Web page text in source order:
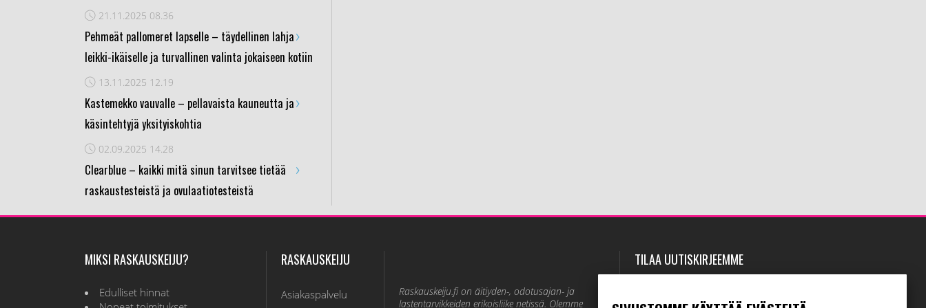
21.11.2025 08.36
Pehmeät pallomeret lapselle – täydellinen lahja
leikki-ikäiselle ja turvallinen valinta jokaiseen kotiin
›
13.11.2025 12.19
Kastemekko vauvalle – pellavaista kauneutta ja
käsintehtyjä yksityiskohtia
›
02.09.2025 14.28
Clearblue – kaikki mitä sinun tarvitsee tietää
raskaustesteistä ja ovulaatiotesteistä
›
MIKSI RASKAUSKEIJU?
Edulliset hinnat
RASKAUSKEIJU
Asiakaspalvelu
Raskauskeiju.fi on äitiyden-, odotusajan- ja
lastentarvikkeiden erikoisliike netissä. Olemme
TILAA UUTISKIRJEEMME
suoraan sähköpostiisi.